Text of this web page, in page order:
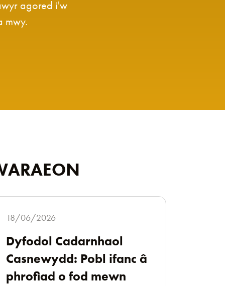
agored i'w
mwy.
18/06/2026
Dyfodol Cadarnhaol
Casnewydd: Pobl ifanc â
phrofiad o fod mewn